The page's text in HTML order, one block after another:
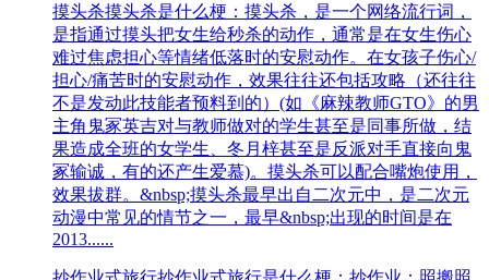
摸头杀摸头杀是什么梗：摸头杀，是一个网络流行词，
是指通过摸头把女生给秒杀的动作，通常是在女生伤心
难过焦虑担心等情绪低落时的安慰动作。在女孩子伤心/
担心/痛苦时的安慰动作，效果往往还包括攻略（还往往
不是发动此技能者预料到的）(如《麻辣教师GTO》的男
主角鬼冢英吉对与教师做对的学生甚至是同事所做，结
果造成全班的女学生、冬月梓甚至是反派对手直接向鬼
冢输诚，有的还产生爱慕)。摸头杀可以配合嘴炮使用，
效果拔群。&nbsp;摸头杀最早出自二次元中，是二次元
动漫中常见的情节之一，最早&nbsp;出现的时间是在
2013......